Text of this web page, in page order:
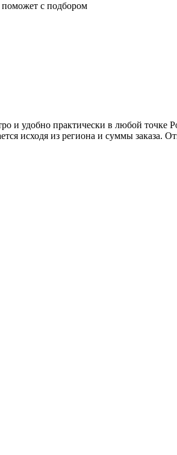
поможет с подбором
и удобно практически в любой точке
исходя из региона и суммы заказа.